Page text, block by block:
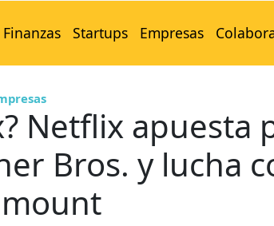
Finanzas Startups Empresas
Netflix apuesta
Bros. y lucha